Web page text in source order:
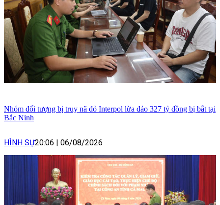
Nhóm đối tượng bị truy nã đỏ Interpol lừa đảo 327 tỷ đồng bị bắt tại
Bắc Ninh
HÌNH SỰ20:06 06/08/2026